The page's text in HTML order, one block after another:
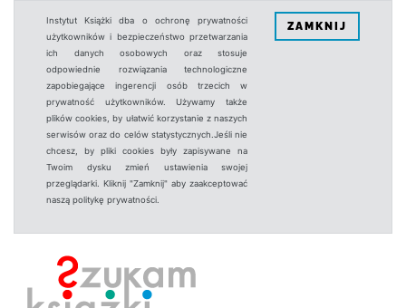
Instytut Książki dba o ochronę prywatności
użytkowników i bezpieczeństwo przetwarzania
ich danych osobowych oraz stosuje
odpowiednie rozwiązania technologiczne
zapobiegające ingerencji osób trzecich w
prywatność użytkowników. Używamy także
plików cookies, by ułatwić korzystanie z naszych
serwisów oraz do celów statystycznych.Jeśli nie
chcesz, by pliki cookies były zapisywane na
Twoim dysku zmień ustawienia swojej
przeglądarki. Kliknij "Zamknij" aby zaakceptować
naszą politykę prywatności.
ZAMKNIJ